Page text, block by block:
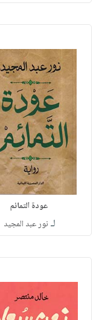
عودة التمائم
لـ نور عبد المجيد